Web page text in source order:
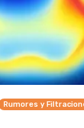
Rumores y